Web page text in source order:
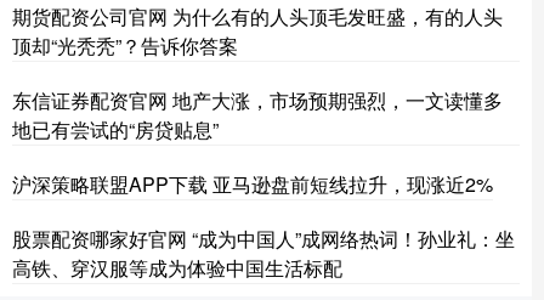
期货配资公司官网 为什么有的人头顶毛发旺盛，有的人头
顶却“光秃秃”？告诉你答案
东信证券配资官网 地产大涨，市场预期强烈，一文读懂多
地已有尝试的“房贷贴息”
沪深策略联盟APP下载 亚马逊盘前短线拉升，现涨近2%
股票配资哪家好官网 “成为中国人”成网络热词！孙业礼：坐
高铁、穿汉服等成为体验中国生活标配